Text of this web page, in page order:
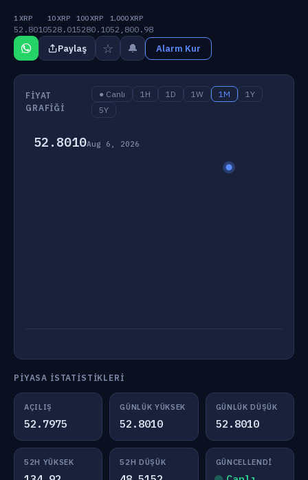
1 XRP
52.8010
10 XRP
528.01
100 XRP
5280.10
1,000 XRP
52,800.98
Paylaş ☆ 🔔 Alarm Kur
FIYAT
GRAFIĞI
● Canlı 1H 1D 1W 1M
1Y
5Y
52.8010Aug 6, 2026
PIYASA İSTATISTIKLERI
AÇILIŞ
52.7975
GÜNLÜK YÜKSEK
52.8010
GÜNLÜK DÜŞÜK
52.8010
52H YÜKSEK 52H DÜŞÜK GÜNCELLENDI